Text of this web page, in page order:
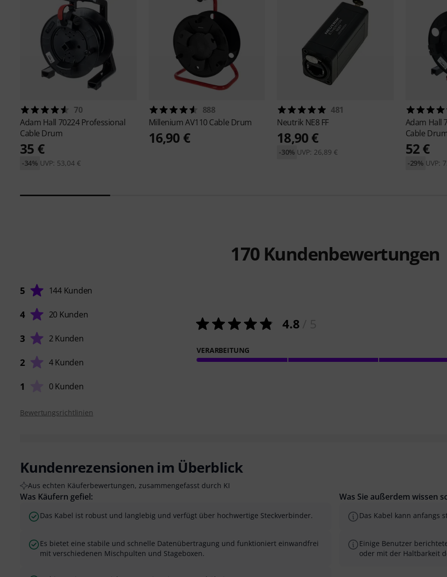
70
Adam Hall 70224 Professional
Cable Drum
35 €
UVP: 53,04 €
-34%
888
MilleniumAV110 Cable Drum
16,90 €
481
Neutrik NE8 FF
18,90 €
UVP: 26,89 €
-30%
Adam Hall
Cable
52 €
UVP:
-29%
170 Kundenbewertungen
5 144 Kunden
4 20 Kunden
3 2 Kunden
2 4 Kunden
1 0 Kunden
4.8
VERARBEITUNG
Bewertungsrichtlinien
Kundenrezensionen im Überblick
Aus echten Käuferbewertungen, zusammengefasst durch KI
Was Käufern gefiel:
Das Kabel ist robust und langlebig und verfügt über hochwertige Steckverbinder.
Es bietet eine stabile und schnelle Datenübertragung und funktioniert einwandfrei
mit verschiedenen Mischpulten und Stageboxen.
Was Sie außerdem wissen
Das Kabel kann anfangs
Einige Benutzer
oder mit der Haltbarkeit